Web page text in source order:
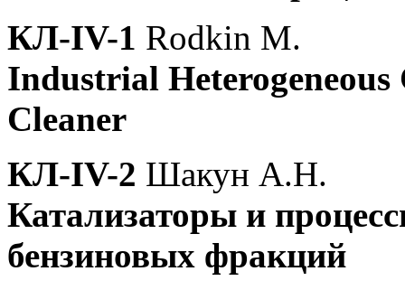
КЛ-IV-1 Rodkin M.
Industrial Heterogeneous
Cleaner
КЛ-IV-2 Шакун А.Н.
Катализаторы и
бензиновых фракций